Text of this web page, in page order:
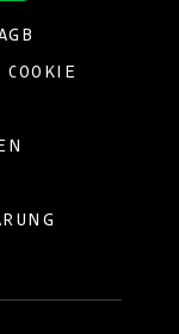
AGB
COOKIE